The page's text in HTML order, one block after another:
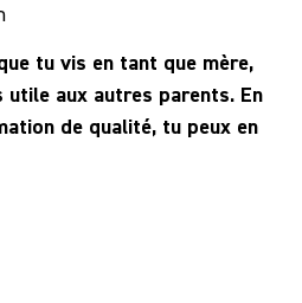
tu vis en tant que mère,
aux autres parents. En
de qualité, tu peux en